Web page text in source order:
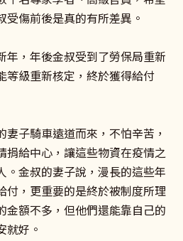
傷前後是真的有所差異。
年，年後金叔受到了勞保局重新
等級重新核定，終於獲得給付
子騎車遠道而來，不怕辛苦，
捐給中心，讓這些物資在疫情之
。金叔的妻子說，漫長的這些年
付，更重要的是終於被制度所理
金額不多，但他們還能靠自己的
就好。